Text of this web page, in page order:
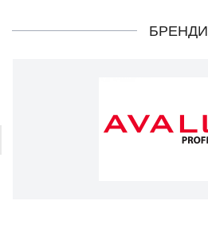
БРЕНДИ